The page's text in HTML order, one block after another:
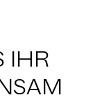
IHR